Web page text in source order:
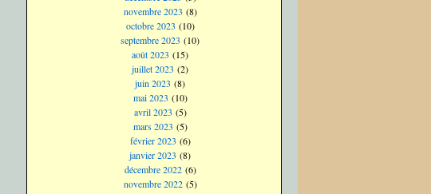
novembre 2023 (8)
octobre 2023 (10)
septembre 2023 (10)
août 2023 (15)
juillet 2023 (2)
juin 2023 (8)
mai 2023 (10)
avril 2023 (5)
mars 2023 (5)
février 2023 (6)
janvier 2023 (8)
décembre 2022(6)
novembre 2022(5)